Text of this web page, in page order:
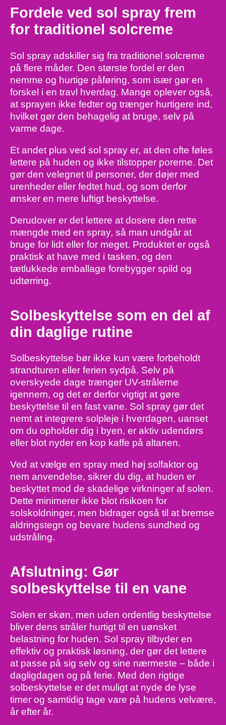
Fordele ved sol spray frem
for traditionel solcreme
Sol spray adskiller sig fra traditionel solcreme
på flere måder. Den største fordel er den
nemme og hurtige påføring, som især gør en
forskel i en travl hverdag. Mange oplever også,
at sprayen ikke fedter og trænger hurtigere ind,
hvilket gør den behagelig at bruge, selv på
varme dage.
Et andet plus ved sol spray er, at den ofte føles
lettere på huden og ikke tilstopper porerne. Det
gør den velegnet til personer, der døjer med
urenheder eller fedtet hud, og som derfor
ønsker en mere luftigt beskyttelse.
Derudover er det lettere at dosere den rette
mængde med en spray, så man undgår at
bruge for lidt eller for meget. Produktet er også
praktisk at have med i tasken, og den
tætlukkede emballage forebygger spild og
udtørring.
Solbeskyttelse som en del af
din daglige rutine
Solbeskyttelse bør ikke kun være forbeholdt
strandturen eller ferien sydpå. Selv på
overskyede dage trænger UV-strålerne
igennem, og det er derfor vigtigt at gøre
beskyttelse til en fast vane. Sol spray gør det
nemt at integrere solpleje i hverdagen, uanset
om du opholder dig i byen, er aktiv udendørs
eller blot nyder en kop kaffe på altanen.
Ved at vælge en spray med høj solfaktor og
nem anvendelse, sikrer du dig, at huden er
beskyttet mod de skadelige virkninger af solen.
Dette minimerer ikke blot risikoen for
solskoldninger, men bidrager også til at bremse
aldringstegn og bevare hudens sundhed og
udstråling.
Afslutning: Gør
solbeskyttelse til en vane
Solen er skøn, men uden ordentlig beskyttelse
bliver dens stråler hurtigt til en uønsket
belastning for huden. Sol spray tilbyder en
effektiv og praktisk løsning, der gør det lettere
at passe på sig selv og sine nærmeste – både i
dagligdagen og på ferie. Med den rigtige
solbeskyttelse er det muligt at nyde de lyse
timer og samtidig tage vare på hudens velvære,
år efter år.